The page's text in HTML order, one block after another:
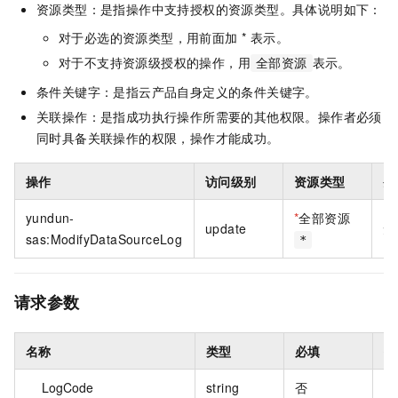
资源类型：是指操作中支持授权的资源类型。具体说明如下：
对于必选的资源类型，用前面加 * 表示。
对于不支持资源级授权的操作，用 全部资源 表示。
条件关键字：是指云产品自身定义的条件关键字。
关联操作：是指成功执行操作所需要的其他权限。操作者必须
同时具备关联操作的权限，操作才能成功。
操作 访问级别 资源类型
yundun-
sas:ModifyDataSourceLog
update
*全部资源
*
无
请求参数
名称 类型 必填
LogCode string 否